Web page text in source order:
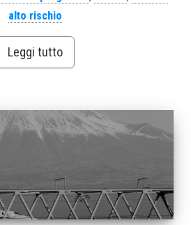
alto rischio
Leggi tutto